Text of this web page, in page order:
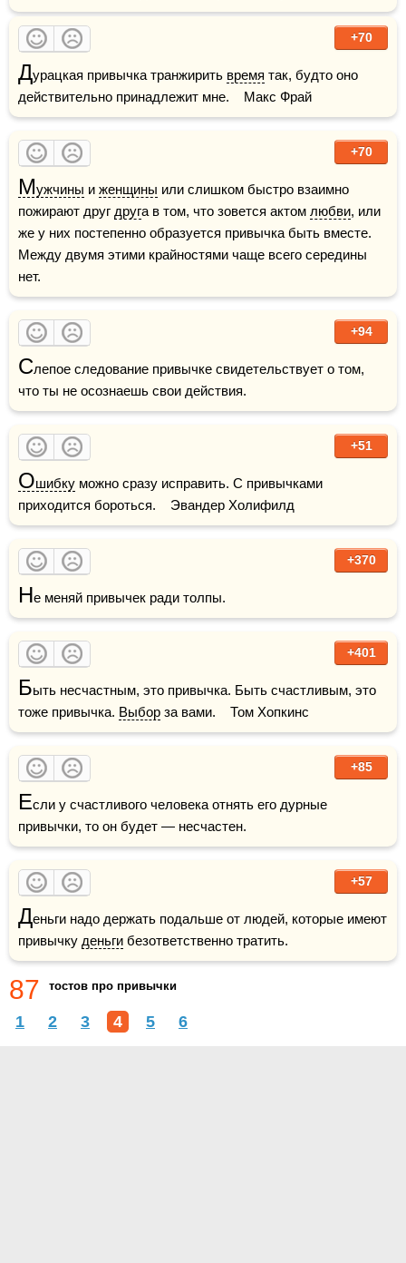
+70
Дурацкая привычка транжирить время так, будто оно
действительно принадлежит мне.    Макс Фрай
+70
Мужчины и женщины или слишком быстро взаимно
пожирают друг друга в том, что зовется актом любви, или
же у них постепенно образуется привычка быть вместе.
Между двумя этими крайностями чаще всего середины
нет.
+94
Слепое следование привычке свидетельствует о том,
что ты не осознаешь свои действия.
+51
Ошибку можно сразу исправить. С привычками
приходится бороться.    Эвандер Холифилд
+370
Не меняй привычек ради толпы.
+401
Быть несчастным, это привычка. Быть счастливым, это
тоже привычка. Выбор за вами.    Том Хопкинс
+85
Если у счастливого человека отнять его дурные
привычки, то он будет — несчастен.
+57
Деньги надо держать подальше от людей, которые имеют
привычку деньги безответственно тратить.
87 тостов про привычки
1 2 3 4 5 6